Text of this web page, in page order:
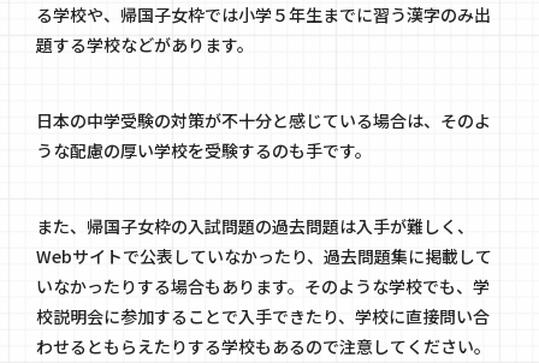
る学校や、帰国子女枠では小学５年生までに習う漢字のみ出
題する学校などがあります。
日本の中学受験の対策が不十分と感じている場合は、そのよ
うな配慮の厚い学校を受験するのも手です。
また、帰国子女枠の入試問題の過去問題は入手が難しく、
Webサイトで公表していなかったり、過去問題集に掲載して
いなかったりする場合もあります。そのような学校でも、学
校説明会に参加することで入手できたり、学校に直接問い合
わせるともらえたりする学校もあるので注意してください。